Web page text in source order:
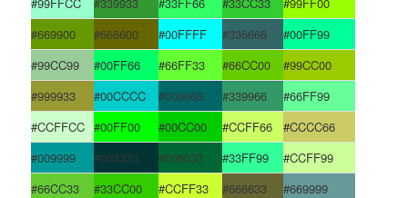
#669900
#666600 #00FFFF #336666
#00FF99
#99CC99
#00FF66 #66FF33 #66CC00
#99CC00
#999933
#00CCCC #006666 #339966
#66FF99
#CCFFCC #00FF00 #00CC00 #CCFF66
#CCCC66
#009999
#003333 #006633 #33FF99
#CCFF99
#66CC33
#33CC00 #CCFF33 #666633
#669999